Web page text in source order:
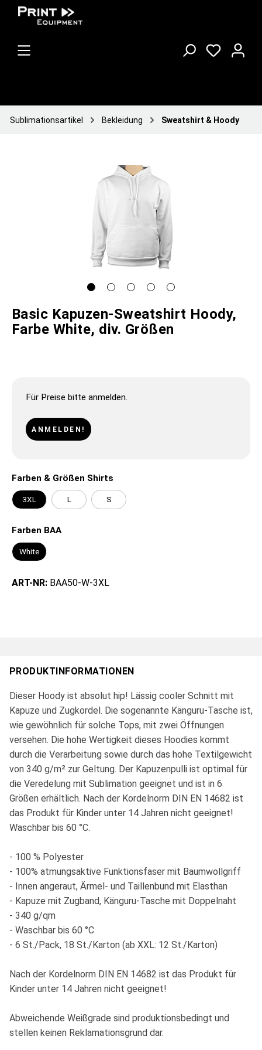
Sublimationsartikel Bekleidung Sweatshirt & Hoody
Basic Kapuzen-Sweatshirt Hoody,
Farbe White, div. Größen
Für Preise bitte anmelden.
ANMELDEN!
Farben & Größen Shirts
3XL L S
Farben BAA
White
ART-NR: BAA50-W-3XL
PRODUKTINFORMATIONEN
Dieser Hoody ist absolut hip! Lässig cooler Schnitt mit
Kapuze und Zugkordel. Die sogenannte Känguru-Tasche ist,
wie gewöhnlich für solche Tops, mit zwei Öffnungen
versehen. Die hohe Wertigkeit dieses Hoodies kommt
durch die Verarbeitung sowie durch das hohe Textilgewicht
von 340 g/m² zur Geltung. Der Kapuzenpulli ist optimal für
die Veredelung mit Sublimation geeignet und ist in 6
Größen erhältlich. Nach der Kordelnorm DIN EN 14682 ist
das Produkt für Kinder unter 14 Jahren nicht geeignet!
Waschbar bis 60 °C.
- 100 % Polyester
- 100% atmungsaktive Funktionsfaser mit Baumwollgriff
- Innen angeraut, Ärmel- und Taillenbund mit Elasthan
- Kapuze mit Zugband, Känguru-Tasche mit Doppelnaht
- 340 g/qm
- Waschbar bis 60 °C
- 6 St./Pack, 18 St./Karton (ab XXL: 12 St./Karton)
Nach der Kordelnorm DIN EN 14682 ist das Produkt für
Kinder unter 14 Jahren nicht geeignet!
Abweichende Weißgrade sind produktionsbedingt und
stellen keinen Reklamationsgrund dar.